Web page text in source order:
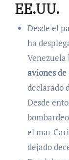
EE.UU.
Desde el
ha
Venezuela
aviones
declarado
Desde
el mar
dejado